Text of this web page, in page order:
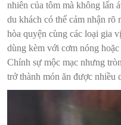
nhiên của tôm mà không lấn
du khách có thể cảm nhận rõ
hòa quyện cùng các loại gia
dùng kèm với cơm nóng
Chính sự mộc mạc nhưng
trở thành món ăn được nhiều